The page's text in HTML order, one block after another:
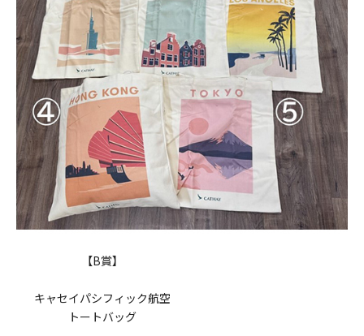
【B賞】
キャセイパシフィック航空
トートバッグ